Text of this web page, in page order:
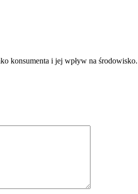
konsumenta i jej wpływ na